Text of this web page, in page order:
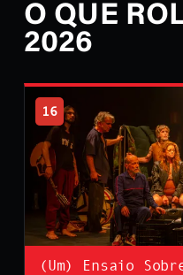
O QUE
2026
16
(Um) Ensaio